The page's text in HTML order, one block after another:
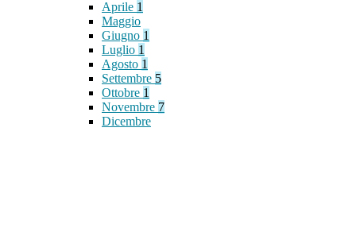
Aprile 1
Maggio
Giugno 1
Luglio 1
Agosto 1
Settembre 5
Ottobre 1
Novembre 7
Dicembre